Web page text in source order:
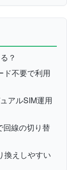
？
ド不要で利用
アルSIM運用
回線の切り替
換えしやすい